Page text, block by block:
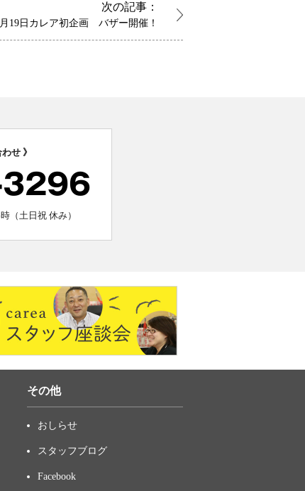
次の記事：
19日カレア初企画 バザー開催！
せ 》
（土日祝 休み）
その他
おしらせ
スタッフブログ
Facebook